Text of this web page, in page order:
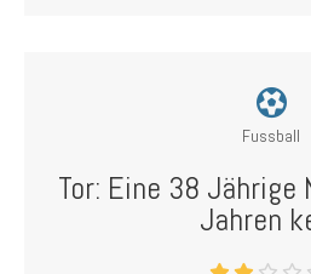
Fussball
Tor: Eine 38 Jährige
Jahren